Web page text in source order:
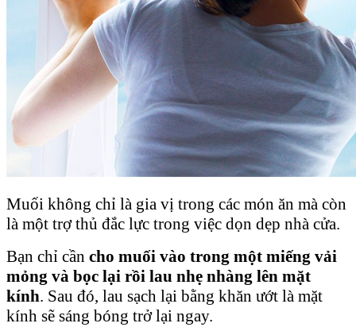
Muối không chỉ là gia vị trong các món ăn mà còn
là một trợ thủ đắc lực trong việc dọn dẹp nhà cửa.
Bạn chỉ cần cho muối vào trong một miếng vải
mỏng và bọc lại rồi lau nhẹ nhàng lên mặt
kính. Sau đó, lau sạch lại bằng khăn ướt là mặt
kính sẽ sáng bóng trở lại ngay.